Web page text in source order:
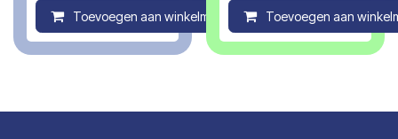
Toevoegen aan winkelmandje Compare
Toevoegen aan